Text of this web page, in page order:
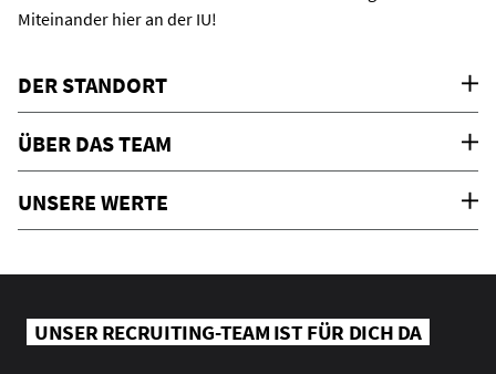
Miteinander hier an der IU!
UNSER RECRUITING-TEAM IST FÜR DICH DA
DER STANDORT
ÜBER DAS TEAM
UNSERE WERTE